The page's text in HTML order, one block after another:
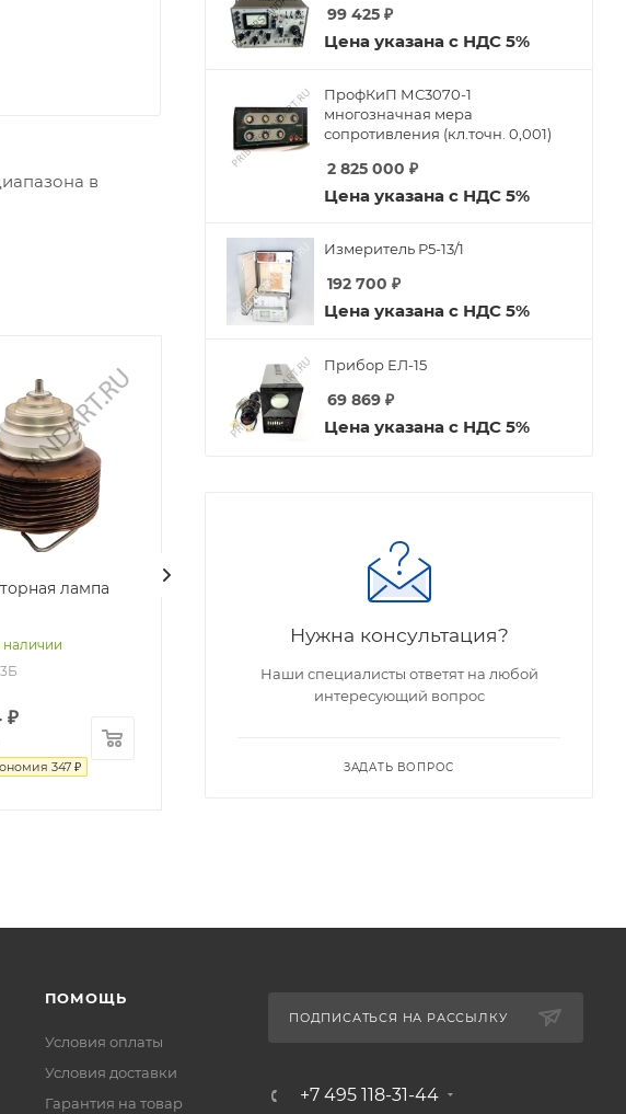
в
лампа
наличии
₽
347 ₽
Есть в наличии
Есть в наличии
Арт.: ГИ-46Б
-3%
99 425 ₽
Цена указана с НДС 5%
ПрофКиП МС3070-1
многозначная мера
сопротивления (кл.точн. 0,001)
2 825 000 ₽
Цена указана с НДС 5%
Измеритель Р5-13/1
192 700 ₽
Цена указана с НДС 5%
Прибор ЕЛ-15
69 869 ₽
Цена указана с НДС 5%
Нужна консультация?
Наши специалисты ответят на любой
интересующий вопрос
ЗАДАТЬ ВОПРОС
ПОМОЩЬ
Условия оплаты
Условия доставки
Гарантия на товар
ПОДПИСАТЬСЯ НА РАССЫЛКУ
+7 495 118-31-44